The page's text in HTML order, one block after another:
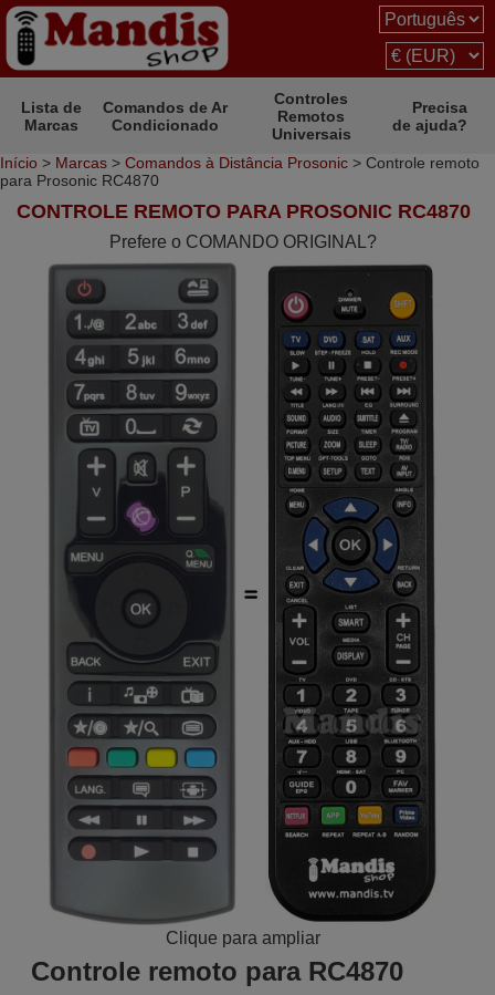
Lista de
Marcas
Comandos de Ar
Condicionado
Controles
Remotos
Universais
Precisa
de ajuda?
Início > Marcas > Comandos à Distância Prosonic > Controle remoto
para Prosonic RC4870
CONTROLE REMOTO PARA PROSONIC RC4870
Prefere o COMANDO ORIGINAL?
Clique para ampliar
Controle remoto para RC4870